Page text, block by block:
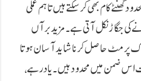
کام بھی کر سکتے ہیں تاہم عملی
کی جگاڑ نکل آتی ہے۔ مزید برآں
پرمٹ حاصل کرنا شاید آسان ہوتا
اس ضمن میں محدود ہیں۔ یاد رہے،